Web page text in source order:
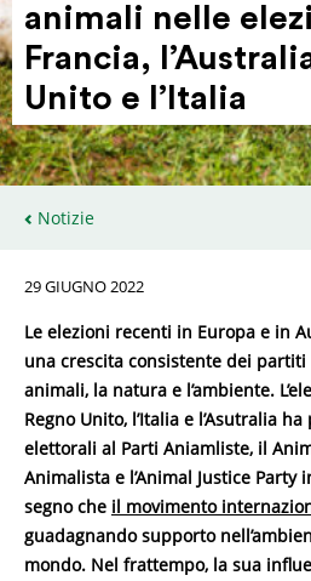
animali nelle
Francia,
Unito e l’Italia
Notizie
29 GIUGNO 2022
Le elezioni recenti in Europa e in
una crescita consistente dei
animali, la natura e l’ambiente.
Regno Unito, l’Italia e l’Asutralia
elettorali al Parti Aniamliste, il
Animalista e l’Animal Justice Party
segno che il movimento
guadagnando supporto
mondo. Nel frattempo, la sua